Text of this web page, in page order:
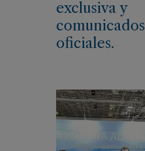
exclusiva y
comunicados
oficiales.